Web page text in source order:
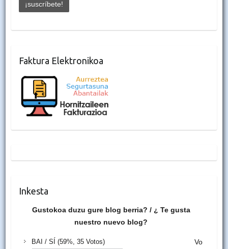
Faktura Elektronikoa
Inkesta
Gustokoa duzu gure blog berria? / ¿ Te gusta
nuestro nuevo blog?
BAI / SÍ (59%, 35 Votos)
Vo